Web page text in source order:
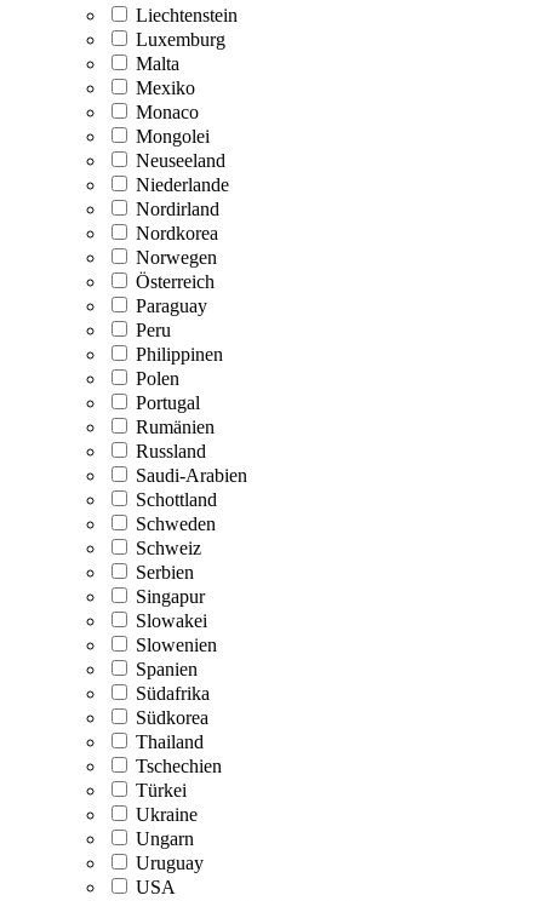
Liechtenstein
Luxemburg
Malta
Mexiko
Monaco
Mongolei
Neuseeland
Niederlande
Nordirland
Nordkorea
Norwegen
Österreich
Paraguay
Peru
Philippinen
Polen
Portugal
Rumänien
Russland
Saudi-Arabien
Schottland
Schweden
Schweiz
Serbien
Singapur
Slowakei
Slowenien
Spanien
Südafrika
Südkorea
Thailand
Tschechien
Türkei
Ukraine
Ungarn
Uruguay
USA